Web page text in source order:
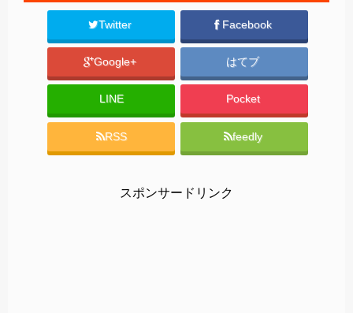
Twitter Facebook
Google+ はてブ
LINE Pocket
RSS feedly
スポンサードリンク